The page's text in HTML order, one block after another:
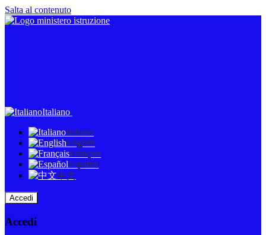
Salta al contenuto
Italiano
Italiano
English
Français
Español
中文
Accedi
Accedi